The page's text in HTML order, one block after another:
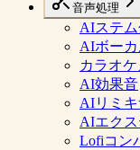
音声処理
AIステ
AIボー
カラオ
AI効果音
AIリミ
AIエク
Lofiコン